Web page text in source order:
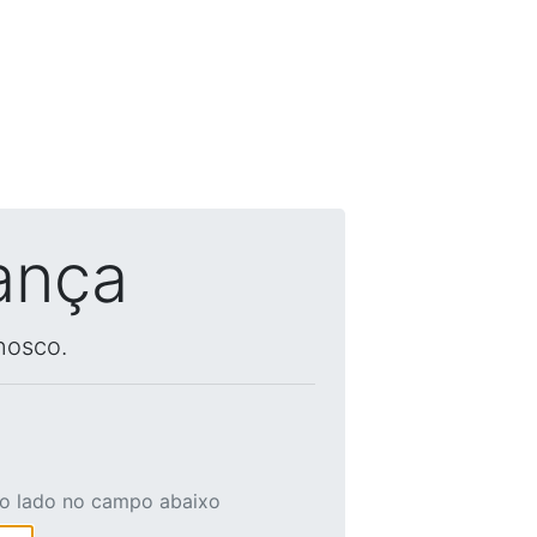
lado no campo abaixo